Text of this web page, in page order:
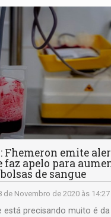
Fhemeron emite
faz apelo para
de sangue
de Novembro de 2020 às 14:27
está precisando muito é